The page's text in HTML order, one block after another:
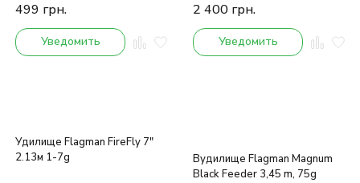
499 грн.
Уведомить
2 400 грн.
Уведомить
Удилище Flagman FireFly 7"
2.13м 1-7g
Вудилище Flagman Magnum
Black Feeder 3,45 m, 75g